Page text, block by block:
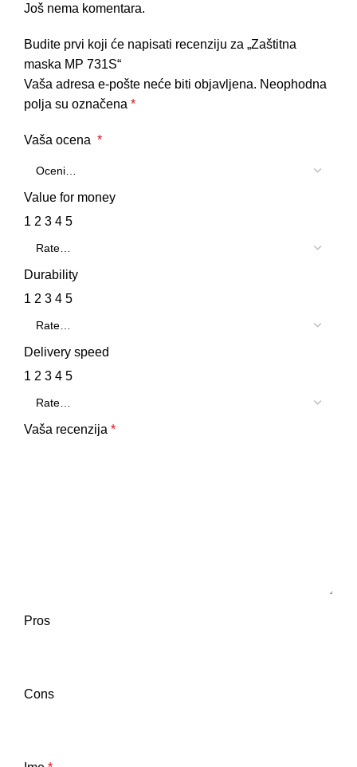
Još nema komentara.
Budite prvi koji će napisati recenziju za „Zaštitna
maska MP 731S“
Vaša adresa e-pošte neće biti objavljena. Neophodna
polja su označena *
Vaša ocena *
Value for money
1 2 3 4 5
Durability
1 2 3 4 5
Delivery speed
1 2 3 4 5
Vaša recenzija *
Pros
Cons